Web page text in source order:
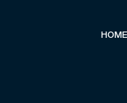
HOME